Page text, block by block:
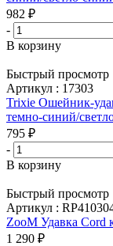
982 ₽
-
В корзину
Быстрый просмотр
Артикул : 17303
Trixie Ошейник-
темно-синий/
795 ₽
-
В корзину
Быстрый просмотр
Артикул :
ZooM Удавка Cord
1 290 ₽